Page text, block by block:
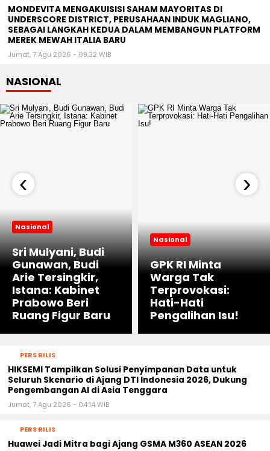
MONDEVITA MENGAKUISISI SAHAM MAYORITAS DI
UNDERSCORE DISTRICT, PERUSAHAAN INDUK MAGLIANO,
SEBAGAI LANGKAH KEDUA DALAM MEMBANGUN PLATFORM
MEREK MEWAH ITALIA BARU
Jumat, 7 Agu 2026 - 09:32 WIB
NASIONAL
Nasional
Sri Mulyani, Budi
Gunawan, Budi
Arie Tersingkir,
Istana: Kabinet
Prabowo Beri
Ruang Figur Baru
Nasional
GPK RI Minta
Warga Tak
Terprovokasi:
Hati-Hati
Pengalihan Isu!
‹ ›
PERS RILIS
HIKSEMI Tampilkan Solusi Penyimpanan Data untuk
Seluruh Skenario di Ajang DTI Indonesia 2026, Dukung
Pengembangan AI di Asia Tenggara
Jumat, 7 Agu 2026 - 04:14 WIB
PERS RILIS
Huawei Jadi Mitra bagi Ajang GSMA M360 ASEAN 2026